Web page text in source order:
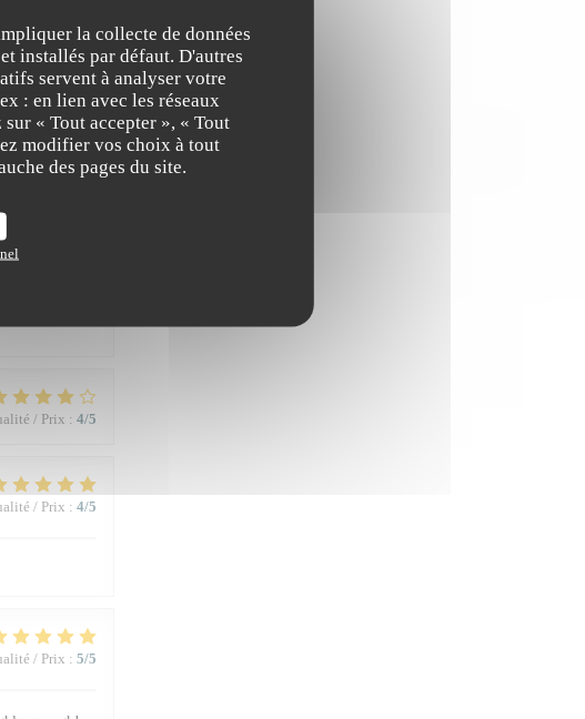
la collecte de données
installés par défaut. D'autres
servent à analyser votre
: en lien avec les réseaux
« Tout accepter », « Tout
modifier vos choix à tout
des pages du site.
/ Prix: 4/5
/ Prix
un plaisir
/ Prix : 4/5
/ Prix : 4/5
/ Prix : 5/5